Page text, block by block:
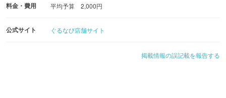
料金・費用 平均予算 2,000円
公式サイト ぐるなび店舗サイト
掲載情報の誤記載を報告する